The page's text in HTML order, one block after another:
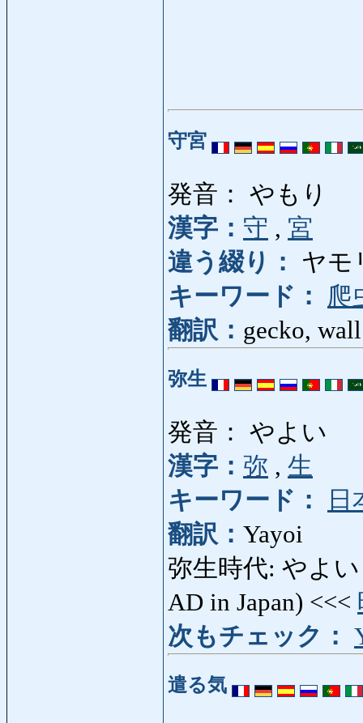
守宮
発音： やもり
漢字： 守 , 宮
違う綴り：
ヤモ
キーワード：
爬
翻訳： gecko,
弥生
発音： やよい
漢字： 弥 , 生
キーワード：
日
翻訳： Yayoi
弥生時代: やよい
AD in Japan) <<<
次もチェック：
遣る気